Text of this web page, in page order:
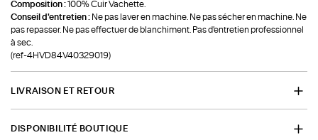
Composition :100% Cuir Vachette.
Conseil d'entretien : Ne pas laver en machine. Ne pas sécher en machine. Ne
pas repasser. Ne pas effectuer de blanchiment. Pas d'entretien professionnel
à sec.
(ref-4HVD84V40329019)
LIVRAISON ET RETOUR
DISPONIBILITÉ BOUTIQUE